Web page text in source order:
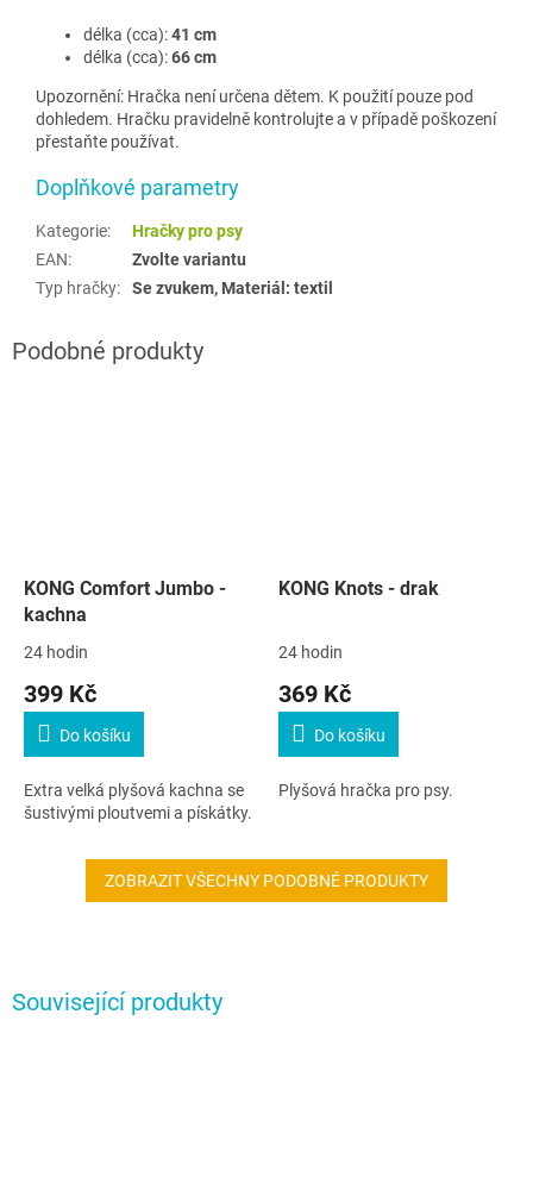
Související produkty
délka (cca):41 cm
délka (cca):66 cm
Upozornění: Hračka není určena dětem. K použití pouze pod
dohledem. Hračku pravidelně kontrolujte a v případě poškození
přestaňte používat.
Doplňkové parametry
Kategorie:
Hračky pro psy
EAN:
Zvolte variantu
Typ hračky: Se zvukem, Materiál: textil
KONG Comfort Jumbo -
kachna
24 hodin
399 Kč
Do košíku
Extra velká plyšová kachna se
šustivými ploutvemi a pískátky.
KONG Knots - drak
24 hodin
369 Kč
Do košíku
Plyšová hračka pro psy.
ZOBRAZIT VŠECHNY PODOBNÉ PRODUKTY